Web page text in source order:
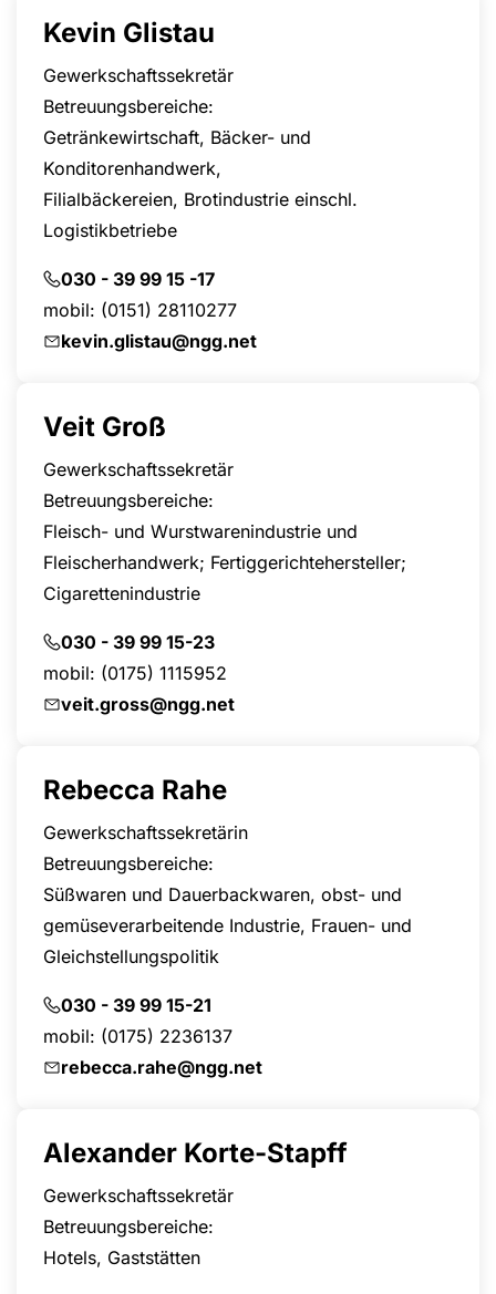
Kevin Glistau
Gewerkschaftssekretär
Betreuungsbereiche:
Getränkewirtschaft, Bäcker- und
Konditorenhandwerk,
Filialbäckereien, Brotindustrie einschl.
Logistikbetriebe
030 - 39 99 15 -17
mobil: (0151) 28110277
kevin.glistau@ngg.net
Veit Groß
Gewerkschaftssekretär
Betreuungsbereiche:
Fleisch- und Wurstwarenindustrie und
Fleischerhandwerk; Fertiggerichtehersteller;
Cigarettenindustrie
030 - 39 99 15-23
mobil: (0175) 1115952
veit.gross@ngg.net
Rebecca Rahe
Gewerkschaftssekretärin
Betreuungsbereiche:
Süßwaren und Dauerbackwaren, obst- und
gemüseverarbeitende Industrie, Frauen- und
Gleichstellungspolitik
030 - 39 99 15-21
mobil: (0175) 2236137
rebecca.rahe@ngg.net
Alexander Korte-Stapff
Gewerkschaftssekretär
Betreuungsbereiche:
Hotels, Gaststätten